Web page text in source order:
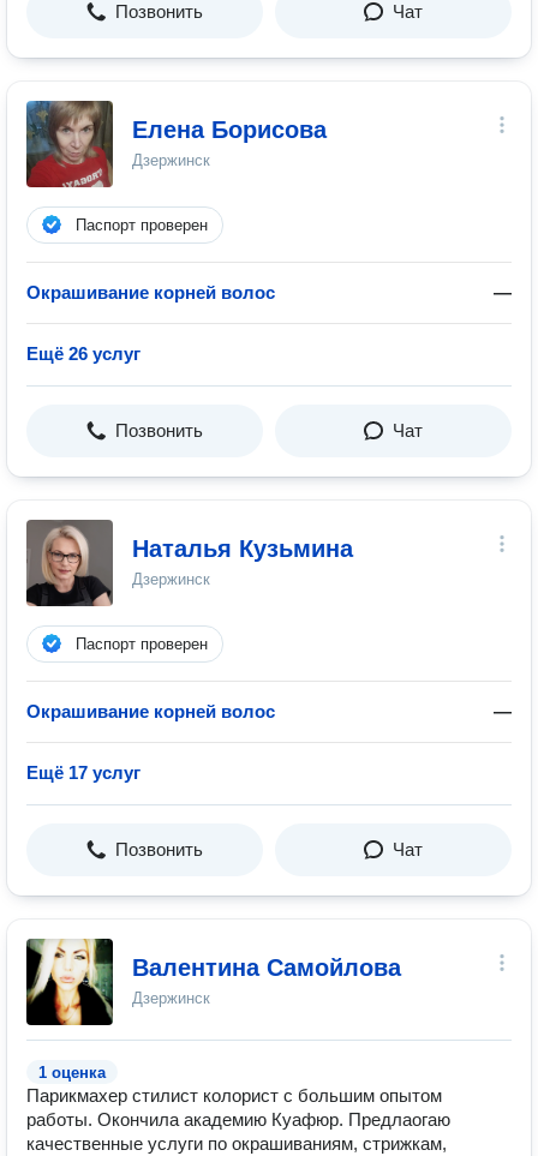
Позвонить Чат
Елена Борисова
Дзержинск
Паспорт проверен
Окрашивание корней волос —
Ещё 26 услуг
Позвонить Чат
Наталья Кузьмина
Дзержинск
Паспорт проверен
Окрашивание корней волос —
Ещё 17 услуг
Позвонить Чат
Валентина Самойлова
Дзержинск
1 оценка
Парикмахер стилист колорист с большим опытом
работы. Окончила академию Куафюр. Предлаогаю
качественные услуги по окрашиваниям, стрижкам,